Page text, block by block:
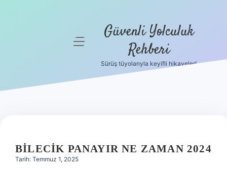
Hakkımızda
menüyü Güvenli Yolculuk
Rehberi
Sürüş tüyolarıyla keyifli hikayeler!
BILECIK PANAYIR NE ZAMAN 2024
Tarih: Temmuz 1, 2025